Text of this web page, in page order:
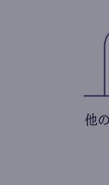
他